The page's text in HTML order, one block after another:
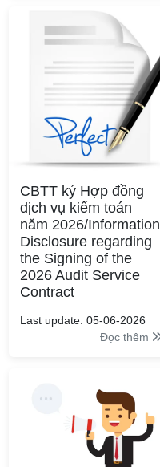
CBTT ký Hợp đồng
dịch vụ kiểm toán
năm 2026/Information
Disclosure regarding
the Signing of the
2026 Audit Service
Contract
Last update: 05-06-2026
Đọc thêm